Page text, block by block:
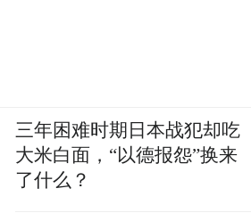
三年困难时期日本战犯却吃
大米白面，“以德报怨”换来
了什么？